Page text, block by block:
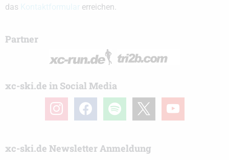
das
erreichen.
Partner
xc-ski.de in Social Media
instagramfacebook spotify youtube
xc-ski.de Newsletter Anmeldung